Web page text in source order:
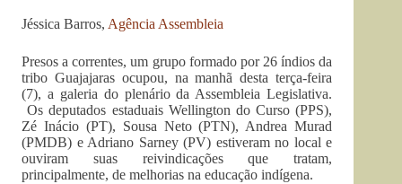
Jéssica Barros, Agência Assembleia
Presos a correntes, um grupo formado por 26 índios da
tribo Guajajaras ocupou, na manhã desta terça-feira
(7), a galeria do plenário da Assembleia Legislativa.
Os deputados estaduais Wellington do Curso (PPS),
Zé Inácio (PT), Sousa Neto (PTN), Andrea Murad
(PMDB) e Adriano Sarney (PV) estiveram no local e
ouviram suas reivindicações que tratam,
principalmente, de melhorias na educação indígena.